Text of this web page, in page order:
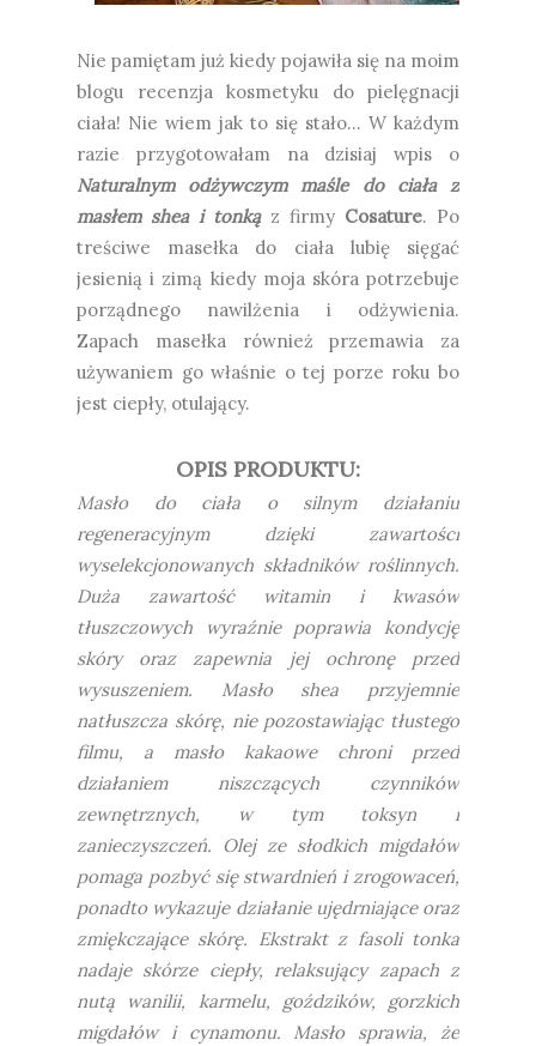
Nie pamiętam już kiedy pojawiła się na moim
blogu recenzja kosmetyku do pielęgnacji
ciała! Nie wiem jak to się stało... W każdym
razie przygotowałam na dzisiaj wpis o
Naturalnym odżywczym maśle do ciała z
masłem shea i tonkąz firmy Cosature. Po
treściwe masełka do ciała lubię sięgać
jesienią i zimą kiedy moja skóra potrzebuje
porządnego nawilżenia i odżywienia.
Zapach masełka również przemawia za
używaniem go właśnie o tej porze roku bo
jest ciepły, otulający.
OPIS PRODUKTU:
Masło do ciała o silnym działaniu
regeneracyjnym dzięki zawartości
wyselekcjonowanych składników roślinnych.
Duża zawartość witamin i kwasów
tłuszczowych wyraźnie poprawia kondycję
skóry oraz zapewnia jej ochronę przed
wysuszeniem. Masło shea przyjemnie
natłuszcza skórę, nie pozostawiając tłustego
filmu, a masło kakaowe chroni przed
działaniem niszczących czynników
zewnętrznych, w tym toksyn i
zanieczyszczeń. Olej ze słodkich migdałów
pomaga pozbyć się stwardnień i zrogowaceń,
ponadto wykazuje działanie ujędrniające oraz
zmiękczające skórę. Ekstrakt z fasoli tonka
nadaje skórze ciepły, relaksujący zapach z
nutą wanilii, karmelu, goździków, gorzkich
migdałów i cynamonu. Masło sprawia, że